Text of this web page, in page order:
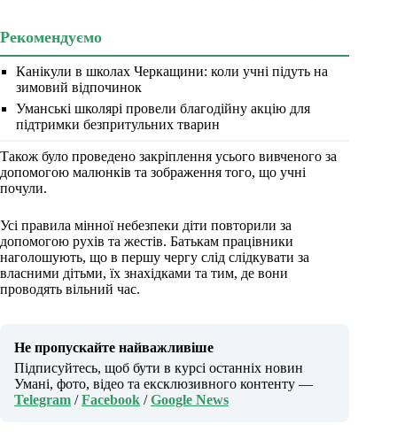
Рекомендуємо
Канікули в школах Черкащини: коли учні підуть на
зимовий відпочинок
Уманські школярі провели благодійну акцію для
підтримки безпритульних тварин
Також було проведено закріплення усього вивченого за
допомогою малюнків та зображення того, що учні
почули.
Усі правила мінної небезпеки діти повторили за
допомогою рухів та жестів. Батькам працівники
наголошують, що в першу чергу слід слідкувати за
власними дітьми, їх знахідками та тим, де вони
проводять вільний час.
Не пропускайте найважливіше
Підписуйтесь, щоб бути в курсі останніх новин
Умані, фото, відео та ексклюзивного контенту —
Telegram /Facebook /Google News